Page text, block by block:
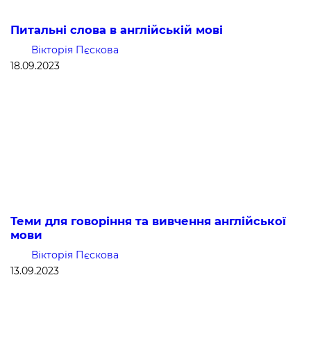
Питальні слова в англійській мові
Вікторія Пєскова
18.09.2023
Теми для говоріння та вивчення англійської
мови
Вікторія Пєскова
13.09.2023